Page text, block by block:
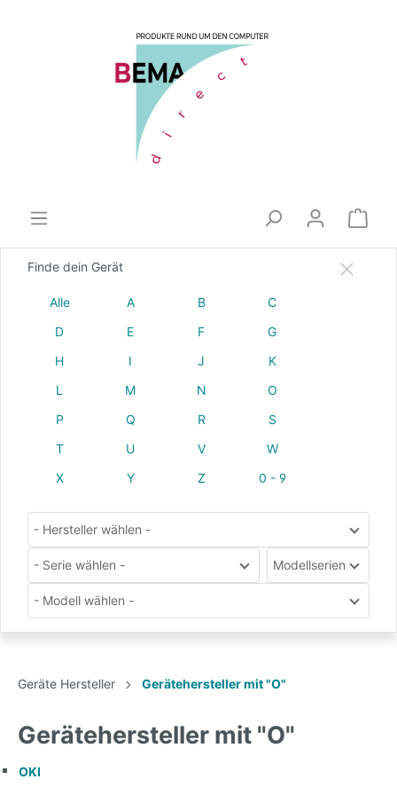
Finde dein Gerät
Alle A B
C
D
E F
G
H
I J
K
L
M N
O
P
Q R
S
T
U V
W
X
Y Z 0 - 9
- Hersteller wählen -
- Serie wählen - Modellserien
- Modell wählen -
Geräte Hersteller Gerätehersteller mit "O"
Gerätehersteller mit "O"
OKI